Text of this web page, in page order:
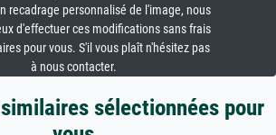
recadrage personnalisé de l'image, nous
d'effectuer ces modifications sans frais
pour vous. S'il vous plaît n'hésitez pas
à nous contacter.
sélectionnées pour